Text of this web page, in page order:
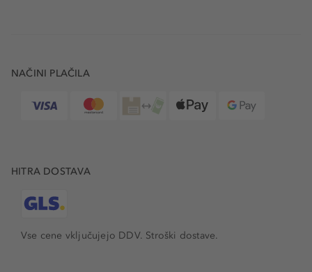
NAČINI PLAČILA
HITRA DOSTAVA
Vse cene vključujejo DDV. Stroški dostave.